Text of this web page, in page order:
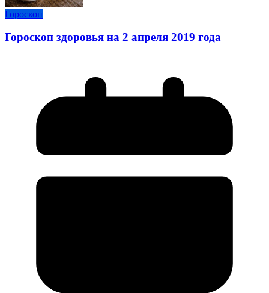
Гороскоп
Гороскоп здоровья на 2 апреля 2019 года